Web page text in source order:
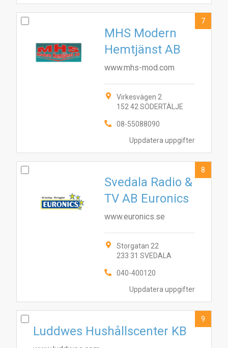
Uppdatera uppgifter
MHS Modern
Hemtjänst AB
www.mhs-mod.com
Virkesvägen 2
152 42 SÖDERTÄLJE
08-55088090
7
Uppdatera uppgifter
Svedala Radio &
TV AB Euronics
www.euronics.se
Storgatan 22
233 31 SVEDALA
040-400120
8
Luddwes Hushållscenter KB
9